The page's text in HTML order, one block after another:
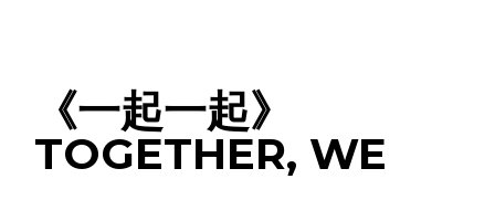
《一起一起》
TOGETHER, WE